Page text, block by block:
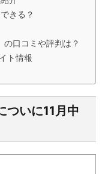
きる？
の口コミや評判は？
ト情報
ついに11月中